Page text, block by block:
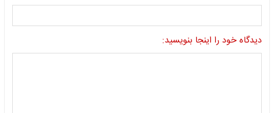
دیدگاه خود را اینجا بنویسید: